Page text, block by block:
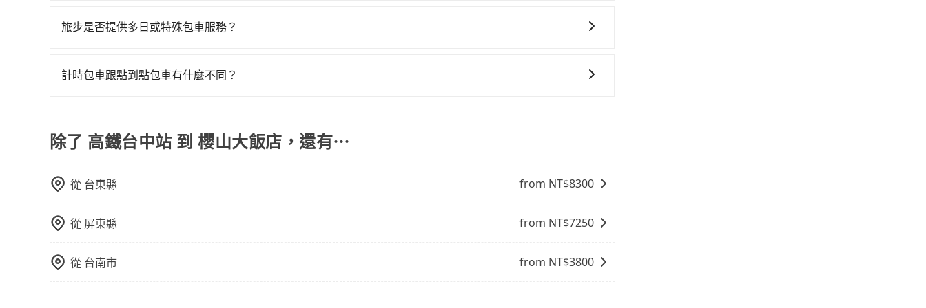
行程。另外，目前旅步只提供接送服務，暫不提供代訂住宿服務。
旅步是否提供多日或特殊包車服務？
計時包車跟點到點包車有什麼不同？
點間來回穿梭的客戶，例如市區觀光、商務差旅等。 點到點包車：點到點包車是按照里程和目的地來計費，客戶
可以預先告知出發地點A到目的地B，會根據路線和里程來計算費用。這種服務通常適用於單程或從一個城市到另
除了 高鐵台中站 到 櫻山大飯店，還有⋯
從 台東縣 from NT$8300
從 屏東縣 from NT$7250
從 台南市 from NT$3800